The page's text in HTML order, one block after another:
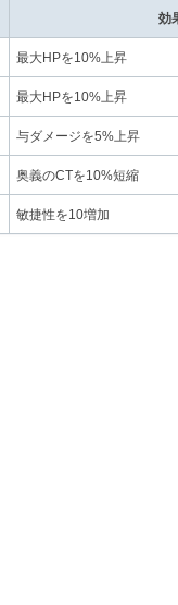
効
最大HPを10%上昇
最大HPを10%上昇
与ダメージを5%上昇
奥義のCTを10%短縮
敏捷性を10増加